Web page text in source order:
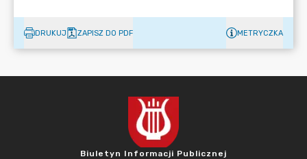
DRUKUJ ZAPISZ DO PDF METRYCZKA
Biuletyn Informacji Publicznej